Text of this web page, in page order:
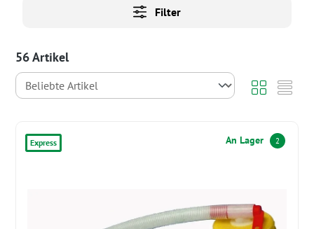
Filter
56 Artikel
Express An Lager 2